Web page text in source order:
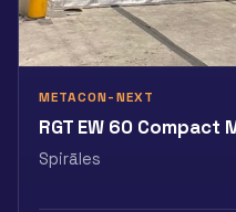
METACON-NEXT
RGT EW 60 Compact
Spirāles